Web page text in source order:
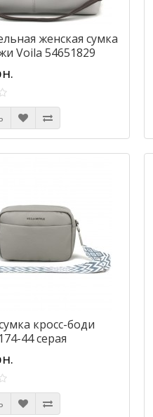
женская сумка
Voila 54651829
кросс-боди
44 серая